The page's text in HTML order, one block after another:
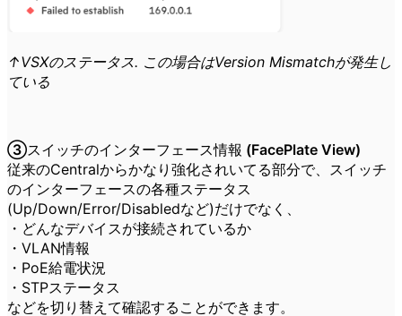
↑VSXのステータス. この場合はVersion Mismatchが発生し
ている
③スイッチのインターフェース情報 (FacePlate View)
従来のCentralからかなり強化されいてる部分で、スイッチ
のインターフェースの各種ステータス
(Up/Down/Error/Disabledなど)だけでなく、
・どんなデバイスが接続されているか
・VLAN情報
・PoE給電状況
・STPステータス
などを切り替えて確認することができます。